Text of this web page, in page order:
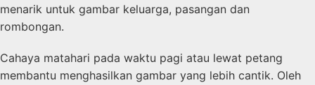
menarik untuk gambar keluarga, pasangan dan
rombongan.
Cahaya matahari pada waktu pagi atau lewat petang
membantu menghasilkan gambar yang lebih cantik. Oleh